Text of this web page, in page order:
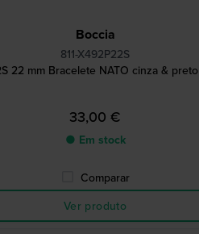
Boccia
811-X492P22S
22 mm Bracelete NATO cinza &
33,00 €
● Em stock
Comparar
Ver produto